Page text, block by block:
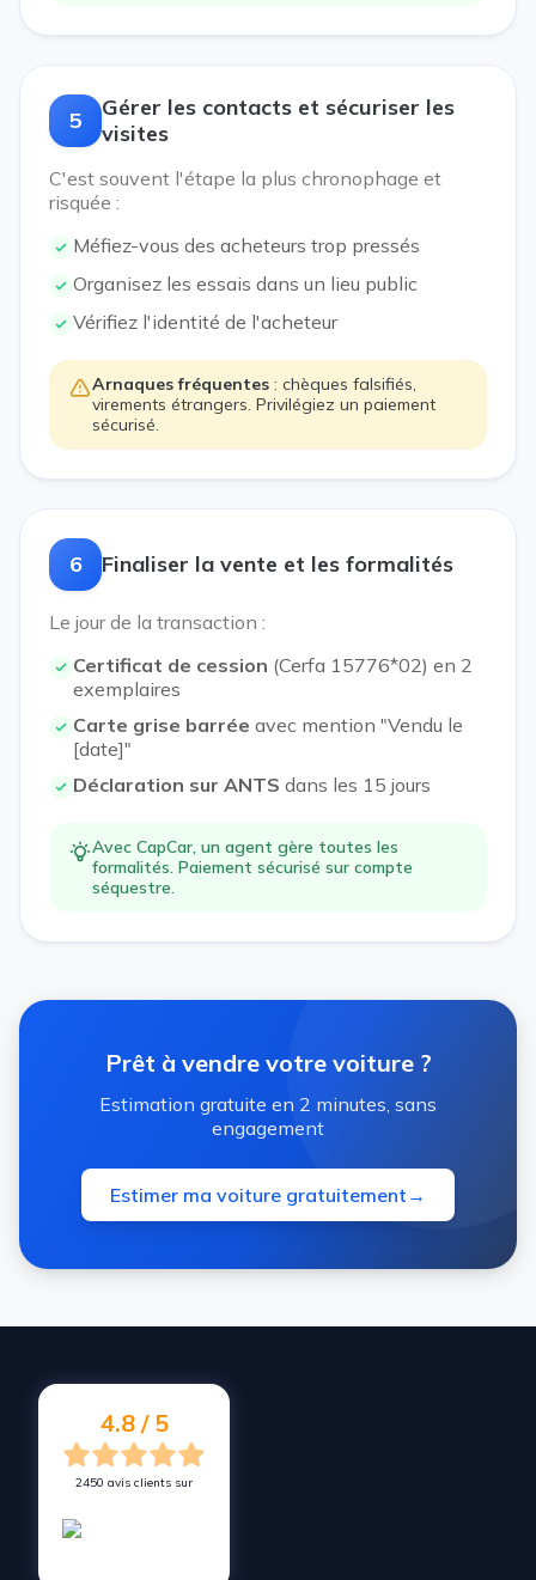
5
Gérer les contacts et sécuriser les
visites
C'est souvent l'étape la plus chronophage et
risquée :
Méfiez-vous des acheteurs trop pressés
Organisez les essais dans un lieu public
Vérifiez l'identité de l'acheteur
Arnaques fréquentes : chèques falsifiés,
virements étrangers. Privilégiez un paiement
sécurisé.
6 Finaliser la vente et les formalités
Le jour de la transaction :
Certificat de cession (Cerfa 15776*02) en 2
exemplaires
Carte grise barrée avec mention "Vendu le
[date]"
Déclaration sur ANTS dans les 15 jours
Avec CapCar, un agent gère toutes les
formalités. Paiement sécurisé sur compte
séquestre.
Prêt à vendre votre voiture ?
Estimation gratuite en 2 minutes, sans
engagement
Estimer ma voiture gratuitement →
4.8 / 5
2450 avis clients sur